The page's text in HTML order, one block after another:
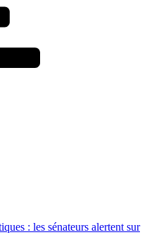
: les sénateurs alertent sur